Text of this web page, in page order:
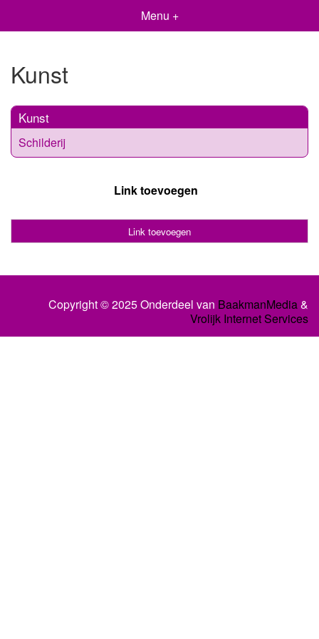
Menu +
Kunst
Kunst
Schilderij
Link toevoegen
Link toevoegen
Copyright © 2025 Onderdeel van BaakmanMedia&
Vrolijk Internet Services